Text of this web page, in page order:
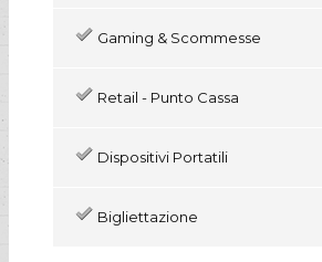
Gaming & Scommesse
Retail - Punto Cassa
Dispositivi Portatili
Bigliettazione